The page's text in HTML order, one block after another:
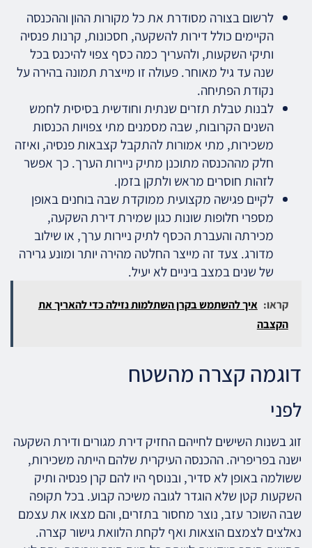
לרשום בצורה מסודרת את כל מקורות ההון וההכנסה
הקיימים כולל דירות להשקעה, חסכונות, קרנות פנסיה
ותיקי השקעות, ולהעריך כמה כסף צפוי להיכנס בכל
שנה עד גיל מאוחר. פעולה זו מייצרת תמונה בהירה על
נקודת הפתיחה.
לבנות טבלת תזרים שנתית וחודשית בסיסית לחמש
השנים הקרובות, שבה מסמנים מתי צפויות הכנסות
משכירות, מתי אמורות להתקבל קצבאות פנסיה, ואיזה
חלק מההכנסה מתוכנן מתיק ניירות הערך. כך אפשר
לזהות חוסרים מראש ולתקן בזמן.
לקיים פגישה מקצועית ממוקדת שבה בוחנים באופן
מספרי חלופות שונות כגון שמירת דירת השקעה,
מכירתה והעברת הכסף לתיק ניירות ערך, או שילוב
מדורג. צעד זה מייצר החלטה מהירה יותר ומונע גרירה
של שנים במצב ביניים לא יעיל.
קראו: איך להשתמש בקרן השתלמות נזילה כדי להאריך את
הקצבה
דוגמה קצרה מהשטח
לפני
זוג בשנות השישים לחייהם החזיק דירת מגורים ודירת השקעה
ישנה בפריפריה. ההכנסה העיקרית שלהם הייתה משכירות,
ששולמה באופן לא סדיר, ובנוסף היו להם קרן פנסיה ותיק
השקעות קטן שלא הוגדר לגובה משיכה קבוע. בכל תקופה
שבה השוכר עזב, נוצר מחסור בתזרים, והם מצאו את עצמם
נאלצים לצמצם הוצאות ואף לקחת הלוואת גישור קצרה.